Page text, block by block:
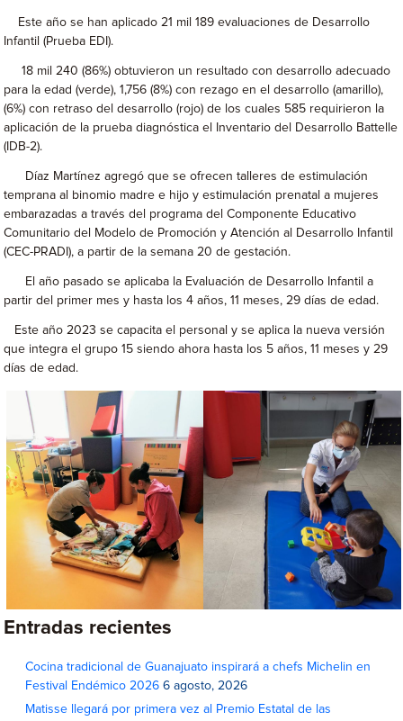
Este año se han aplicado 21 mil 189 evaluaciones de Desarrollo
Infantil (Prueba EDI).
18 mil 240 (86%) obtuvieron un resultado con desarrollo adecuado
para la edad (verde), 1,756 (8%) con rezago en el desarrollo (amarillo),
(6%) con retraso del desarrollo (rojo) de los cuales 585 requirieron la
aplicación de la prueba diagnóstica el Inventario del Desarrollo Battelle
(IDB-2).
Díaz Martínez agregó que se ofrecen talleres de estimulación
temprana al binomio madre e hijo y estimulación prenatal a mujeres
embarazadas a través del programa del Componente Educativo
Comunitario del Modelo de Promoción y Atención al Desarrollo Infantil
(CEC-PRADI), a partir de la semana 20 de gestación.
El año pasado se aplicaba la Evaluación de Desarrollo Infantil a
partir del primer mes y hasta los 4 años, 11 meses, 29 días de edad.
Este año 2023 se capacita el personal y se aplica la nueva versión
que integra el grupo 15 siendo ahora hasta los 5 años, 11 meses y 29
días de edad.
Entradas recientes
Cocina tradicional de Guanajuato inspirará a chefs Michelin en
Festival Endémico 2026 6 agosto, 2026
Matisse llegará por primera vez al Premio Estatal de las